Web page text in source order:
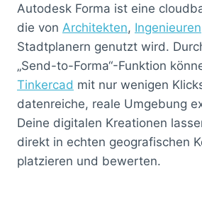
Autodesk Forma ist eine
die von Architekten, Ingenieuren
Stadtplanern genutzt wird.
„Send-to-Forma“-Funktion
Tinkercad mit nur wenigen
datenreiche, reale Umgebung
Deine digitalen Kreationen
direkt in echten geografischen
platzieren und bewerten.